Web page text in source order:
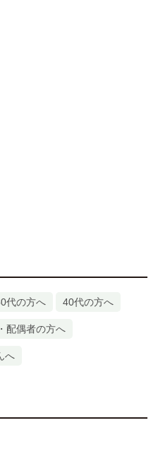
代の方へ 40代の方へ
配偶者の方へ
へ